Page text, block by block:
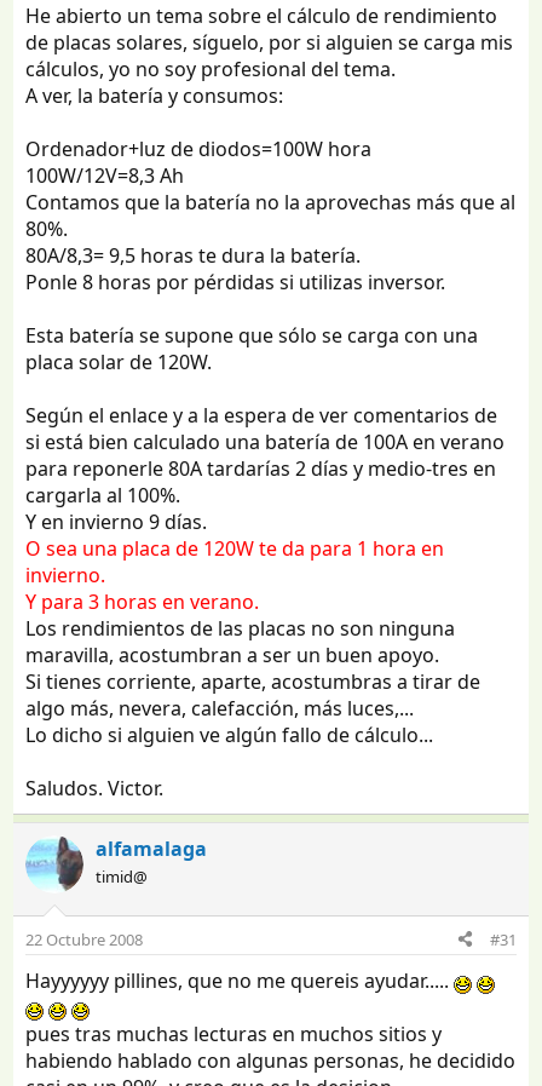
He abierto un tema sobre el cálculo de rendimiento
de placas solares, síguelo, por si alguien se carga mis
cálculos, yo no soy profesional del tema.
A ver, la batería y consumos:
Ordenador+luz de diodos=100W hora
100W/12V=8,3 Ah
Contamos que la batería no la aprovechas más que al
80%.
80A/8,3= 9,5 horas te dura la batería.
Ponle 8 horas por pérdidas si utilizas inversor.
Esta batería se supone que sólo se carga con una
placa solar de 120W.
Según el enlace y a la espera de ver comentarios de
si está bien calculado una batería de 100A en verano
para reponerle 80A tardarías 2 días y medio-tres en
cargarla al 100%.
Y en invierno 9 días.
O sea una placa de 120W te da para 1 hora en
invierno.
Y para 3 horas en verano.
Los rendimientos de las placas no son ninguna
maravilla, acostumbran a ser un buen apoyo.
Si tienes corriente, aparte, acostumbras a tirar de
algo más, nevera, calefacción, más luces,...
Lo dicho si alguien ve algún fallo de cálculo...
Saludos. Victor.
alfamalaga
timid@
22 Octubre 2008 #31
Hayyyyyy pillines, que no me quereis ayudar.....
pues tras muchas lecturas en muchos sitios y
habiendo hablado con algunas personas, he decidido